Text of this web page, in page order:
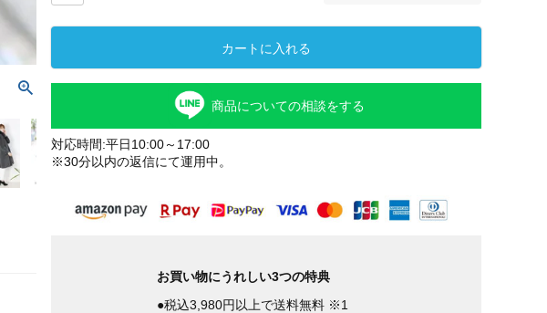
ダークグレ
ー
ブラック
カートに入れる
商品についての相談をする
対応時間:平日10:00～17:00
※30分以内の返信にて運用中。
お買い物にうれしい3つの特典
●税込3,980円以上で送料無料 ※1